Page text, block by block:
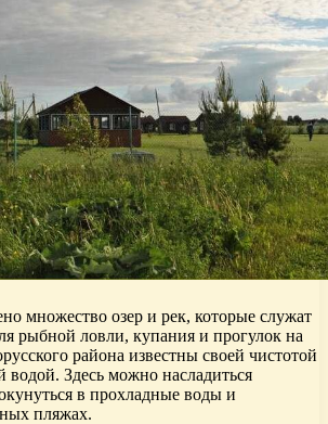
множество озер и рек, которые служат
рыбной ловли, купания и прогулок на
района известны своей чистотой
водой. Здесь можно насладиться
в прохладные воды и
пляжах.